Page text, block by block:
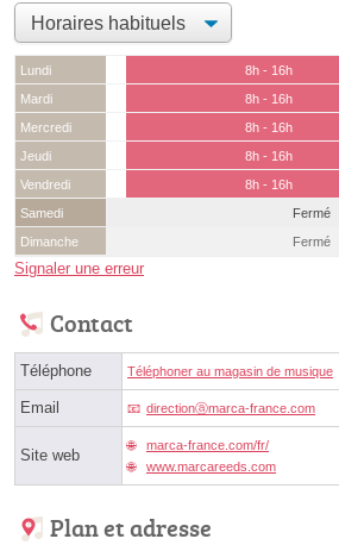
Lundi
8h - 16h
Mardi
8h - 16h
Mercredi
8h - 16h
Jeudi
8h - 16h
Vendredi
8h - 16h
Samedi
Fermé
Dimanche
Fermé
Signaler une erreur
Contact
Téléphone Téléphoner au magasin de musique
Email directionⓐmarca-france.com
Site web
marca-france.com/fr/
www.marcareeds.com
Plan et adresse